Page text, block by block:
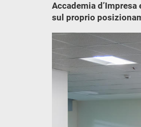
Accademia
sul proprio